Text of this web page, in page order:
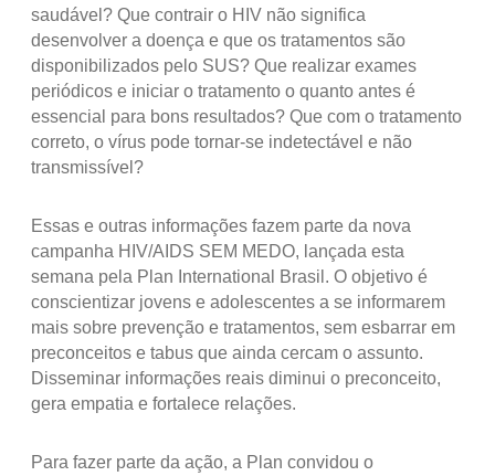
saudável? Que contrair o HIV não significa
desenvolver a doença e que os tratamentos são
disponibilizados pelo SUS? Que realizar exames
periódicos e iniciar o tratamento o quanto antes é
essencial para bons resultados? Que com o tratamento
correto, o vírus pode tornar-se indetectável e não
transmissível?
Essas e outras informações fazem parte da nova
campanha HIV/AIDS SEM MEDO, lançada esta
semana pela Plan International Brasil. O objetivo é
conscientizar jovens e adolescentes a se informarem
mais sobre prevenção e tratamentos, sem esbarrar em
preconceitos e tabus que ainda cercam o assunto.
Disseminar informações reais diminui o preconceito,
gera empatia e fortalece relações.
Para fazer parte da ação, a Plan convidou o